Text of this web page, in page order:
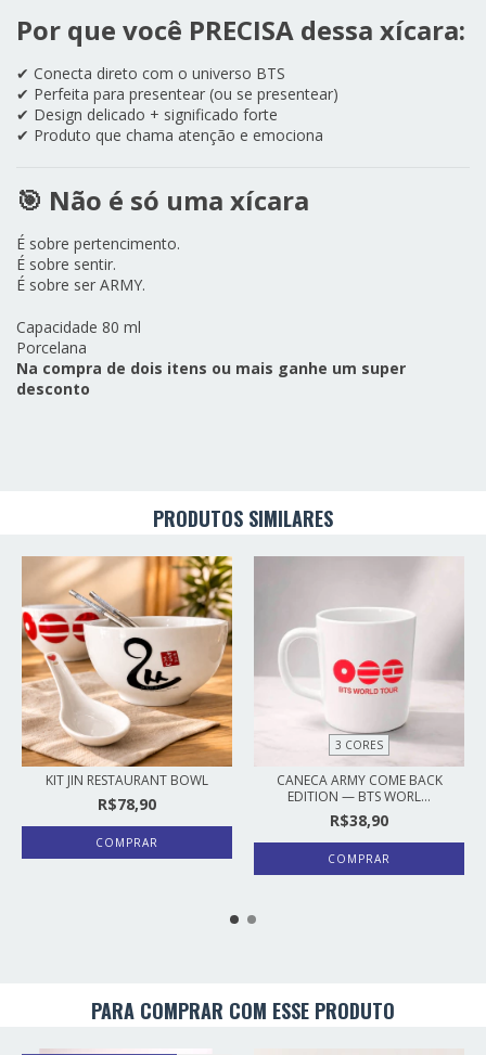
Por que você PRECISA dessa xícara:
✔ Conecta direto com o universo BTS
✔ Perfeita para presentear (ou se presentear)
✔ Design delicado + significado forte
✔ Produto que chama atenção e emociona
🎯 Não é só uma xícara
É sobre pertencimento.
É sobre sentir.
É sobre ser ARMY.
Capacidade 80 ml
Porcelana
Na compra de dois itens ou mais ganhe um super
desconto
PRODUTOS SIMILARES
KIT JIN RESTAURANT BOWL
R$78,90
3 CORES
CANECA ARMY COME BACK
EDITION — BTS WORL...
R$38,90
COMPRAR
PARA COMPRAR COM ESSE PRODUTO